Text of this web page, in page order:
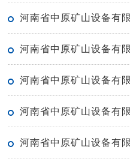
河南省中原矿山设备有限公司:选购单梁起
河南省中原矿山设备有限公司:起重机的空负荷
河南省中原矿山设备有限公司：起重机保护
河南省中原矿山设备有限公司：起重
河南省中原矿山设备有限公司：防爆电动葫芦工作